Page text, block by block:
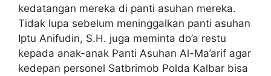
kedatangan mereka di panti asuhan mereka.
Tidak lupa sebelum meninggalkan panti asuhan
Iptu Anifudin, S.H. juga meminta do’a restu
kepada anak-anak Panti Asuhan Al-Ma’arif agar
kedepan personel Satbrimob Polda Kalbar bisa